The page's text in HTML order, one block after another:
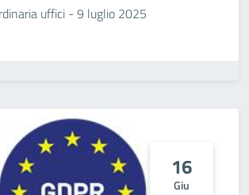
uffici - 9 luglio 2025
16
Giu